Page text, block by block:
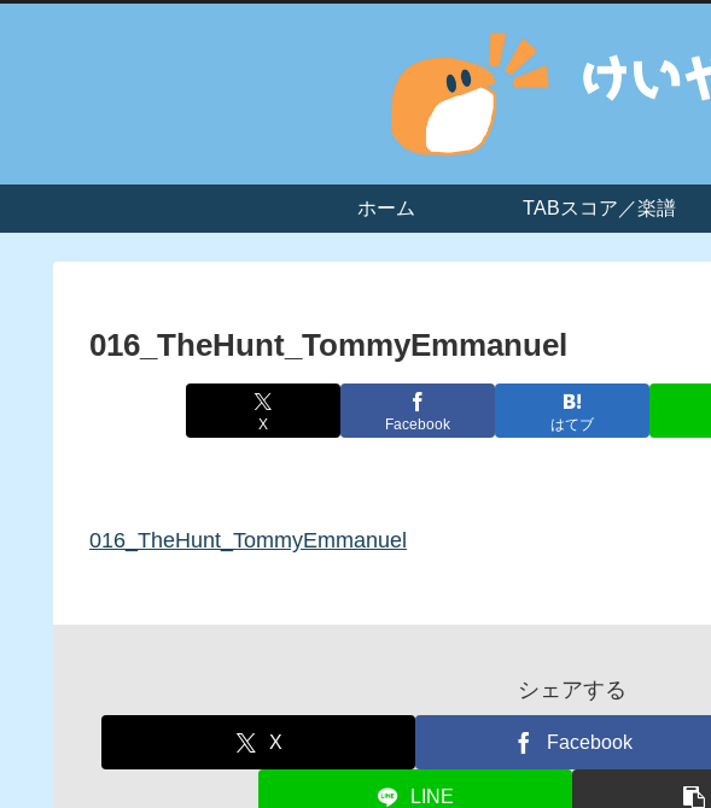
ホーム TABスコア／楽譜
016_TheHunt_TommyEmmanuel
X Facebook はてブ
016_TheHunt_TommyEmmanuel
シェアする
X Facebook
LINE